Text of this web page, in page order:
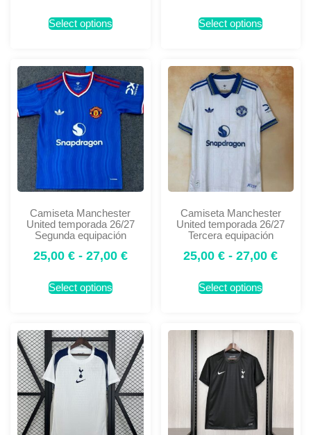
Select options Select options
Camiseta Manchester
United temporada 26/27
Segunda equipación
25,00 € - 27,00 €
Select options
Camiseta Manchester
United temporada 26/27
Tercera equipación
25,00€ - 27,00€
Select options